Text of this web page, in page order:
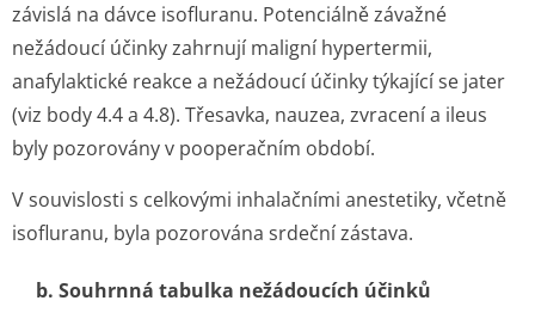
závislá na dávce isofluranu. Potenciálně závažné
nežádoucí účinky zahrnují maligní hypertermii,
anafylaktické reakce a nežádoucí účinky týkající se jater
(viz body 4.4 a 4.8). Třesavka, nauzea, zvracení a ileus
byly pozorovány v pooperačním období.
V souvislosti s celkovými inhalačními anestetiky, včetně
isofluranu, byla pozorována srdeční zástava.
b. Souhrnná tabulka nežádoucích účinků